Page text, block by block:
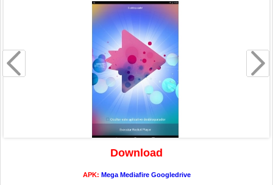
Download
APK: Mega Mediafire Googledrive